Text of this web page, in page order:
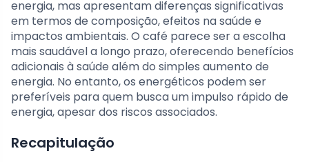
energia, mas apresentam diferenças significativas
em termos de composição, efeitos na saúde e
impactos ambientais. O café parece ser a escolha
mais saudável a longo prazo, oferecendo benefícios
adicionais à saúde além do simples aumento de
energia. No entanto, os energéticos podem ser
preferíveis para quem busca um impulso rápido de
energia, apesar dos riscos associados.
Recapitulação